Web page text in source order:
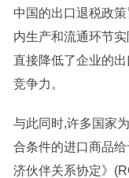
中国的出口退税政
内生产和流通环节
直接降低了企业的
竞争力。
与此同时,许多国家
合条件的进口商品
济伙伴关系协定》